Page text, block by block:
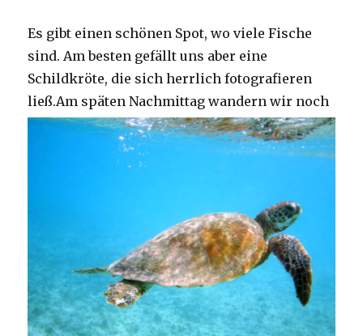
Es gibt einen schönen Spot, wo viele Fische
sind. Am besten gefällt uns aber eine
Schildkröte, die sich herrlich fotografieren
ließ.Am späten Nachmittag wandern wir noch